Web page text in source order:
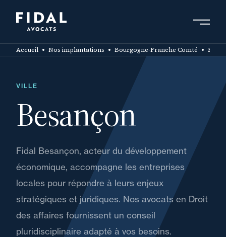
contenu
principal
Accueil Nos implantations Bourgogne-Franche Comté
VILLE
Besançon
Fidal Besançon, acteur du développement
économique, accompagne les entreprises
locales pour répondre à leurs enjeux
stratégiques et juridiques. Nos avocats en Droit
des affaires fournissent un conseil
pluridisciplinaire adapté à vos besoins.